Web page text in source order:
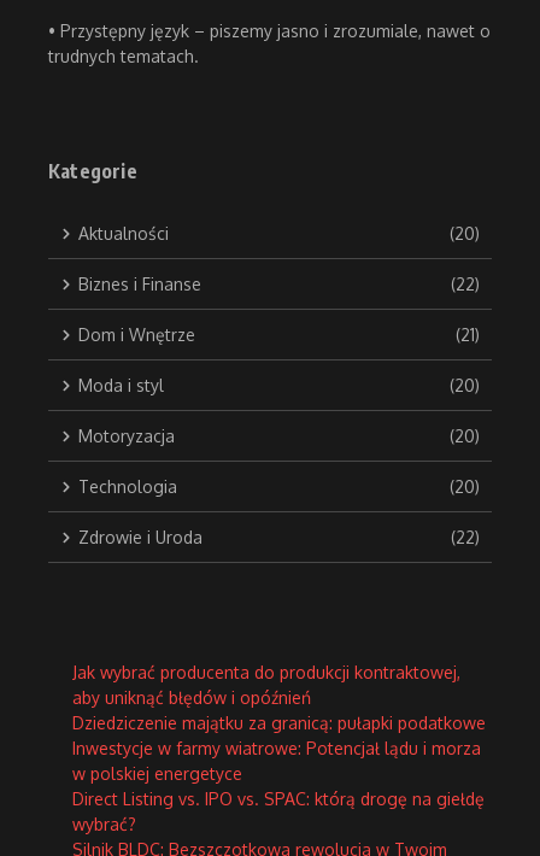
• Przystępny język – piszemy jasno i zrozumiale, nawet o
trudnych tematach.
Kategorie
Aktualności (20)
Biznes i Finanse (22)
Dom i Wnętrze (21)
Moda i styl (20)
Motoryzacja (20)
Technologia (20)
Zdrowie i Uroda (22)
Jak wybrać producenta do produkcji kontraktowej,
aby uniknąć błędów i opóźnień
Dziedziczenie majątku za granicą: pułapki podatkowe
Inwestycje w farmy wiatrowe: Potencjał lądu i morza
w polskiej energetyce
Direct Listing vs. IPO vs. SPAC: którą drogę na giełdę
wybrać?
Silnik BLDC: Bezszczotkowa rewolucja w Twoim